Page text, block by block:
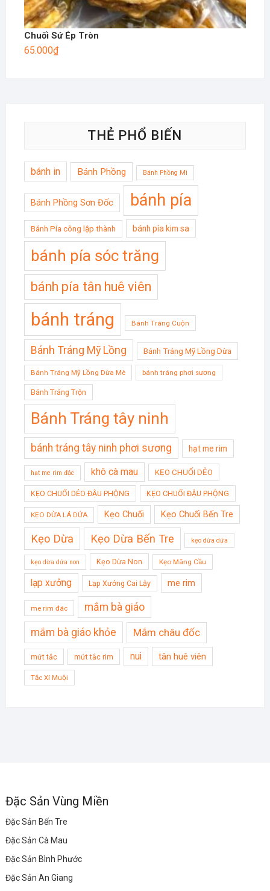
Chuối Sứ Ép Tròn
65.000₫
THẺ PHỔ BIẾN
bánh in Bánh Phồng Bánh Phồng Mì
Bánh Phồng Sơn Đốc bánh pía
Bánh Pía công lập thành bánh pía kim sa
bánh pía sóc trăng
bánh pía tân huê viên
bánh tráng Bánh Tráng Cuộn
Bánh Tráng Mỹ Lồng Bánh Tráng Mỹ Lồng Dừa
Bánh Tráng Mỹ Lồng Dừa Mè bánh tráng phơi sương
Bánh Tráng Trộn
Bánh Tráng tây ninh
bánh tráng tây ninh phơi sương hạt me rim
hạt me rim đác khô cà mau KẸO CHUỐI DẺO
KẸO CHUỐI DẺO ĐẬU PHỘNG KẸO CHUỐI ĐẬU PHỘNG
KẸO DỪA LÁ DỨA Kẹo Chuối Kẹo Chuối Bến Tre
Kẹo Dừa Kẹo Dừa Bến Tre kẹo dừa dứa
kẹo dừa dứa non Kẹo Dừa Non Kẹo Mãng Cầu
lạp xưởng Lạp Xưởng Cai Lậy me rim
me rim đác mắm bà giáo
mắm bà giáo khỏe Mắm châu đốc
mứt tắc mứt tắc rim nui tân huê viên
Tắc Xí Muội
Đặc Sản Vùng Miền
Đặc Sản Bến Tre
Đặc Sản Cà Mau
Đặc Sản Bình Phước
Đặc Sản An Giang